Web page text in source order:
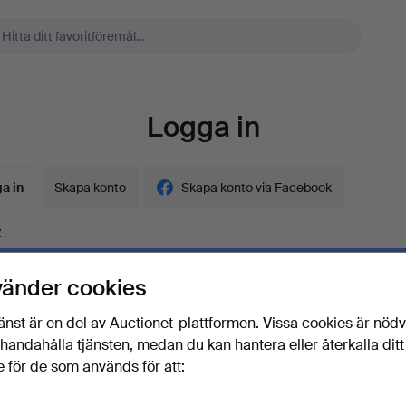
Logga in
in Skapa konto Skapa konto via Facebook
Visa lösenord i
cookies
är en del av Auctionet-plattformen. Vissa cookies är
tjänsten, medan du kan hantera eller återkalla ditt
för de som används för att: